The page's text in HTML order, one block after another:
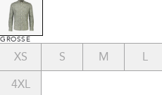
GRÖSSE
XS S M L
4XL